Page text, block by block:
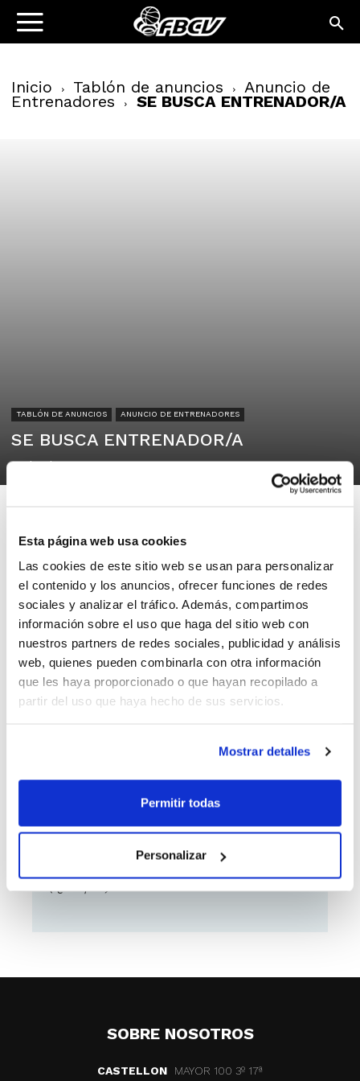
Esta página web usa cookies
Las cookies de este sitio web se usan para personalizar
el contenido y los anuncios, ofrecer funciones de redes
sociales y analizar el tráfico. Además, compartimos
información sobre el uso que haga del sitio web con
nuestros partners de redes sociales, publicidad y análisis
web, quienes pueden combinarla con otra información
que les haya proporcionado o que hayan recopilado a
partir del uso que haya hecho de sus servicios.
Mostrar detalles
Permitir todas
Personalizar
Inicio Tablón de anuncios Anuncio de
Entrenadores SE BUSCA ENTRENADOR/A
TABLÓN DE ANUNCIOS ANUNCIO DE ENTRENADORES
SE BUSCA ENTRENADOR/A
16/09/2024
C.D. ADESAVI
San Vicente del Raspeig – Alicante
Se busca entrenador/a con experiencia
para nuestro Senior Masculino
Preferente
enviando un email a
contactando con el 652631794
(Quique)
SOBRE NOSOTROS
CASTELLON MAYOR 100 3º 17ª